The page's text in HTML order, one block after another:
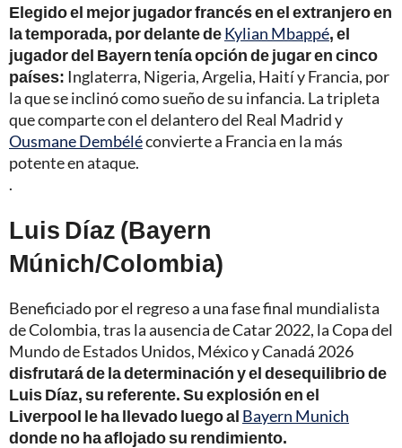
Elegido el mejor jugador francés en el extranjero en
la temporada, por delante deKylian Mbappé, el
jugador del Bayern tenía opción de jugar en cinco
países: Inglaterra, Nigeria, Argelia, Haití y Francia, por
la que se inclinó como sueño de su infancia. La tripleta
que comparte con el delantero del Real Madrid y
Ousmane Dembéléconvierte a Francia en la más
potente en ataque.
.
Luis Díaz (Bayern
Múnich/Colombia)
Beneficiado por el regreso a una fase final mundialista
de Colombia, tras la ausencia de Catar 2022, la Copa del
Mundo de Estados Unidos, México y Canadá 2026
disfrutará de la determinación y el desequilibrio de
Luis Díaz, su referente. Su explosión en el
Liverpool le ha llevado luego al Bayern Munich
donde no ha aflojado su rendimiento.